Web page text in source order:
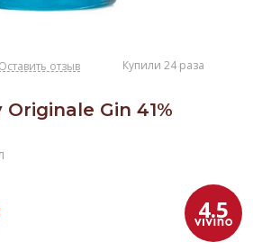
Оставить отзыв Купили 24 раза
Gin 41%
4.5